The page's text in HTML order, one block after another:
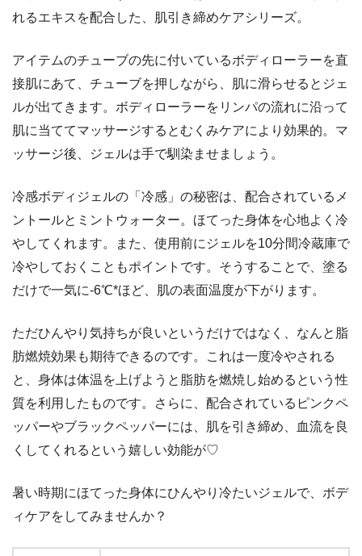
れるエキスを配合した、肌引き締めケアシリーズ。
アイテムのチューブの先に付いているボディローラーを直
接肌にあて、チューブを押しながら、肌に滑らせるとジェ
ルが出てきます。ボディローラーをリンパの流れに沿って
肌に当ててマッサージするとむくみケアにより効果的。マ
ッサージ後、ジェルは手で馴染ませましょう。
冷感ボディジェルの「冷感」の秘密は、配合されているメ
ントールとミントウォーター。ほてった身体を心地よく冷
やしてくれます。また、使用前にジェルを10分間冷蔵庫で
冷やしておくこともポイントです。そうすることで、塗る
だけで一気に-6℃*ほど、肌の表面温度が下がります。
ただひんやり気持ちが良いというだけではなく、なんと脂
肪燃焼効果も期待できるのです。これは一度冷やされる
と、身体は体温を上げようと脂肪を燃焼し始めるという性
質を利用したものです。さらに、配合されているピンクペ
ッパーやブラックペッパーには、肌を引き締め、血流を良
くしてくれるという嬉しい効能が♡
暑い時期にほてった身体にひんやり冷たいジェルで、ボデ
ィケアをしてみませんか？